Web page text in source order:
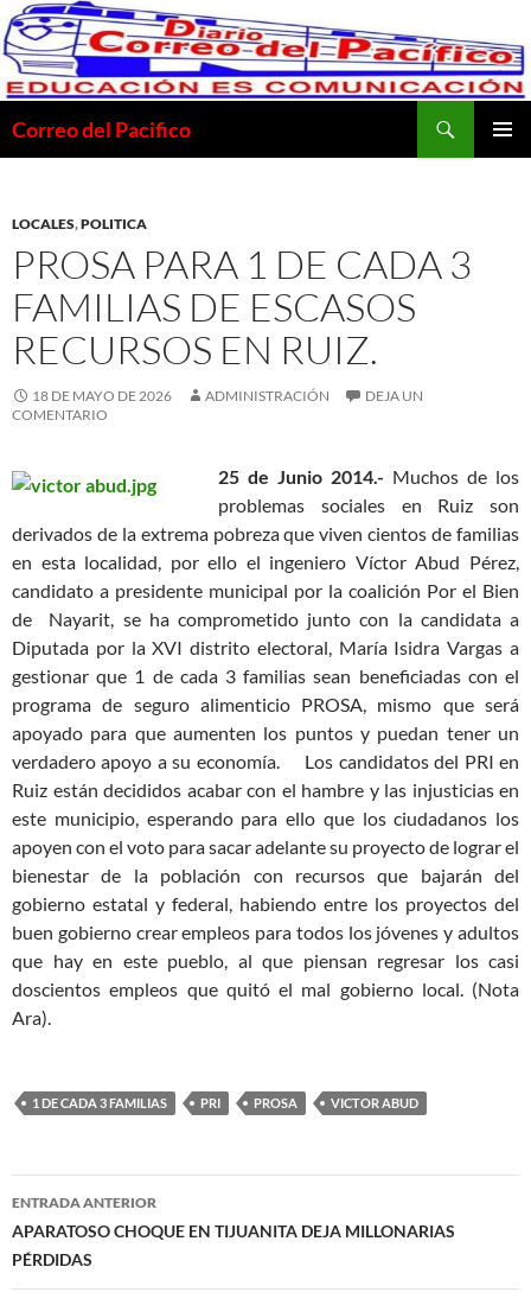
Saltar
al
contenido
Correo del Pacifico
LOCALES,POLITICA
PROSA PARA 1 DE CADA 3
FAMILIAS DE ESCASOS
RECURSOS EN RUIZ.
18 DE MAYO DE 2026 ADMINISTRACIÓN
DEJA UN
COMENTARIO
25 de Junio 2014.- Muchos de los
problemas sociales en Ruiz son
derivados de la extrema pobreza que viven cientos de familias
en esta localidad, por ello el ingeniero Víctor Abud Pérez,
candidato a presidente municipal por la coalición Por el Bien
de Nayarit, se ha comprometido junto con la candidata a
Diputada por la XVI distrito electoral, María Isidra Vargas a
gestionar que 1 de cada 3 familias sean beneficiadas con el
programa de seguro alimenticio PROSA, mismo que será
apoyado para que aumenten los puntos y puedan tener un
verdadero apoyo a su economía.
Los candidatos del PRI en
Ruiz están decididos acabar con el hambre y las injusticias en
este municipio, esperando para ello que los ciudadanos los
apoyen con el voto para sacar adelante su proyecto de lograr el
bienestar de la población con recursos que bajarán del
gobierno estatal y federal, habiendo entre los proyectos del
buen gobierno crear empleos para todos los jóvenes y adultos
que hay en este pueblo, al que piensan regresar los casi
doscientos empleos que quitó el mal gobierno local. (Nota
Ara).
1 DE CADA 3 FAMILIAS PRI PROSA VICTOR ABUD
Navegación
de
entradas
ENTRADA ANTERIOR
APARATOSO CHOQUE EN TIJUANITA DEJA MILLONARIAS
PÉRDIDAS